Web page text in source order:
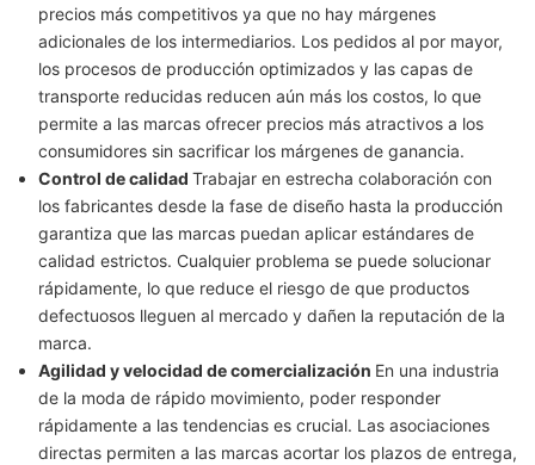
precios más competitivos ya que no hay márgenes
adicionales de los intermediarios. Los pedidos al por mayor,
los procesos de producción optimizados y las capas de
transporte reducidas reducen aún más los costos, lo que
permite a las marcas ofrecer precios más atractivos a los
consumidores sin sacrificar los márgenes de ganancia.
Control de calidad Trabajar en estrecha colaboración con
los fabricantes desde la fase de diseño hasta la producción
garantiza que las marcas puedan aplicar estándares de
calidad estrictos. Cualquier problema se puede solucionar
rápidamente, lo que reduce el riesgo de que productos
defectuosos lleguen al mercado y dañen la reputación de la
marca.
Agilidad y velocidad de comercialización En una industria
de la moda de rápido movimiento, poder responder
rápidamente a las tendencias es crucial. Las asociaciones
directas permiten a las marcas acortar los plazos de entrega,